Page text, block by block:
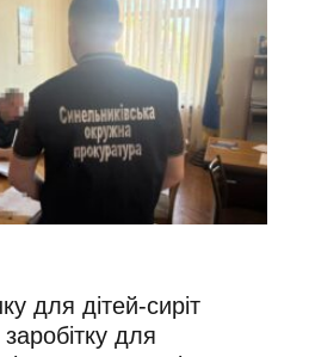
для дітей-сиріт
для